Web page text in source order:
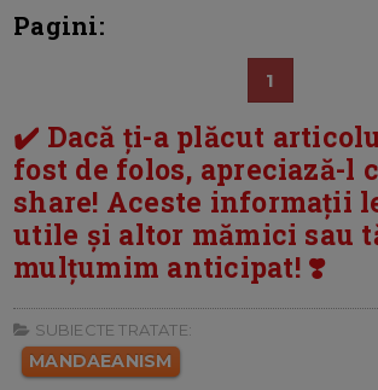
Pagini:
1
✔️ Dacă ți-a plăcut
fost de folos, apreciază-l
share! Aceste informații
utile și altor mămici sau
mulțumim anticipat! ❣️
SUBIECTE TRATATE:
MANDAEANISM